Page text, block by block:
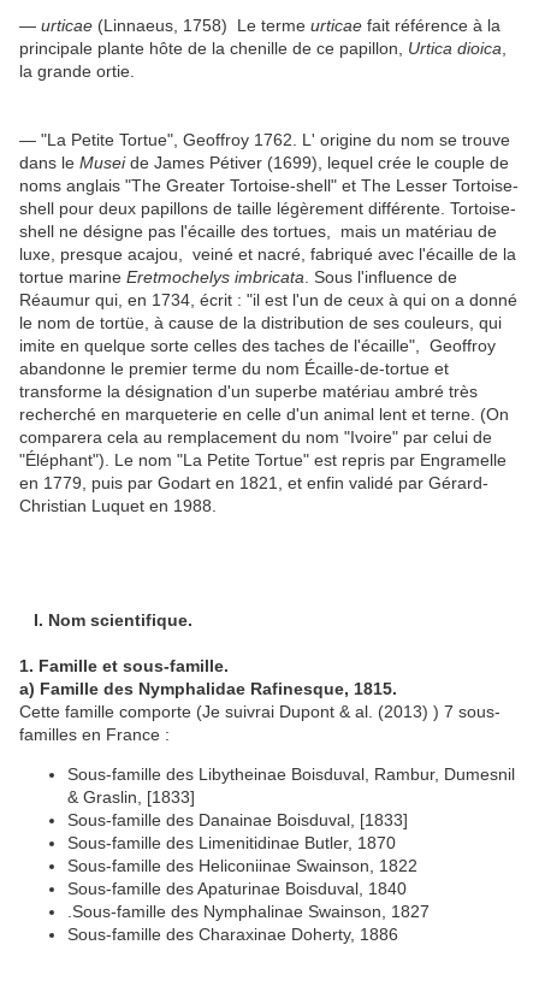
— urticae (Linnaeus, 1758) Le terme urticae fait référence à la
principale plante hôte de la chenille de ce papillon, Urtica dioica
la grande ortie.
— "La Petite Tortue", Geoffroy 1762. L' origine du nom se trouve
dans le Museide James Pétiver (1699), lequel crée le couple de
noms anglais "The Greater Tortoise-shell" et The Lesser Tortoise-
shell pour deux papillons de taille légèrement différente. Tortoise-
shell ne désigne pas l'écaille des tortues, mais un matériau de
luxe, presque acajou, veiné et nacré, fabriqué avec l'écaille de la
tortue marine Eretmochelys imbricata . Sous l'influence de
Réaumur qui, en 1734, écrit : "il est l'un de ceux à qui on a donné
le nom de tortüe, à cause de la distribution de ses couleurs, qui
imite en quelque sorte celles des taches de l'écaille", Geoffroy
abandonne le premier terme du nom Écaille-de-tortue et
transforme la désignation d'un superbe matériau ambré très
recherché en marqueterie en celle d'un animal lent et terne. (On
comparera cela au remplacement du nom "Ivoire" par celui de
"Éléphant"). Le nom "La Petite Tortue" est repris par Engramelle
en 1779, puis par Godart en 1821, et enfin validé par Gérard-
Christian Luquet en 1988.
I. Nom scientifique.
1. Famille et sous-famille.
a) Famille des Nymphalidae Rafinesque, 1815.
Cette famille comporte (Je suivrai Dupont & al. (2013) ) 7 sous-
familles en France :
Sous-famille des Libytheinae Boisduval, Rambur, Dumesnil
& Graslin, [1833]
Sous-famille des Danainae Boisduval, [1833]
Sous-famille des Limenitidinae Butler, 1870
Sous-famille des Heliconiinae Swainson, 1822
Sous-famille des Apaturinae Boisduval, 1840
.Sous-famille des Nymphalinae Swainson, 1827
Sous-famille des Charaxinae Doherty, 1886